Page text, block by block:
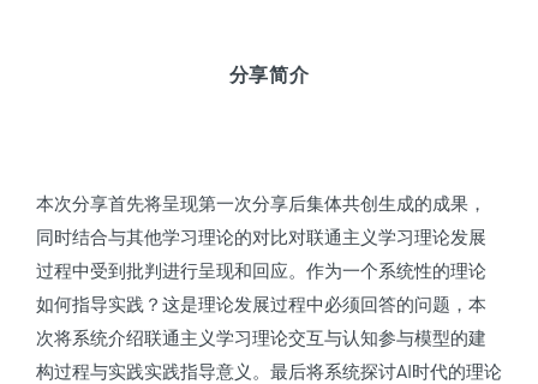
分享简介
本次分享首先将呈现第一次分享后集体共创生成的成果，
同时结合与其他学习理论的对比对联通主义学习理论发展
过程中受到批判进行呈现和回应。作为一个系统性的理论
如何指导实践？这是理论发展过程中必须回答的问题，本
次将系统介绍联通主义学习理论交互与认知参与模型的建
构过程与实践实践指导意义。最后将系统探讨AI时代的理论